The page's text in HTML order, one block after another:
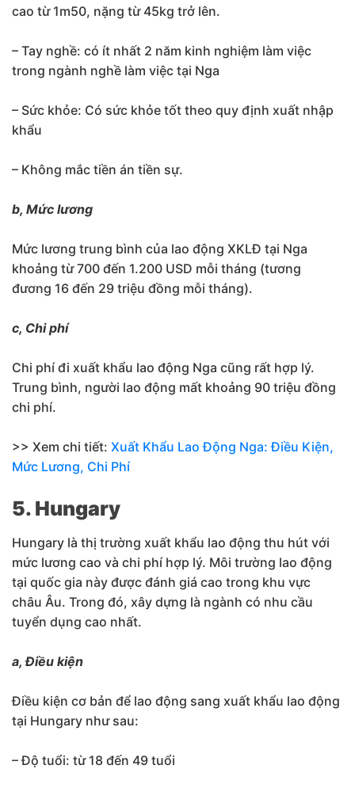
cao từ 1m50, nặng từ 45kg trở lên.
– Tay nghề: có ít nhất 2 năm kinh nghiệm làm việc
trong ngành nghề làm việc tại Nga
– Sức khỏe: Có sức khỏe tốt theo quy định xuất nhập
khẩu
– Không mắc tiền án tiền sự.
b, Mức lương
Mức lương trung bình của lao động XKLĐ tại Nga
khoảng từ 700 đến 1.200 USD mỗi tháng (tương
đương 16 đến 29 triệu đồng mỗi tháng).
c, Chi phí
Chi phí đi xuất khẩu lao động Nga cũng rất hợp lý.
Trung bình, người lao động mất khoảng 90 triệu đồng
chi phí.
>> Xem chi tiết: Xuất Khẩu Lao Động Nga: Điều Kiện,
Mức Lương, Chi Phí
5. Hungary
Hungary là thị trường xuất khẩu lao động thu hút với
mức lương cao và chi phí hợp lý. Môi trường lao động
tại quốc gia này được đánh giá cao trong khu vực
châu Âu. Trong đó, xây dựng là ngành có nhu cầu
tuyển dụng cao nhất.
a, Điều kiện
Điều kiện cơ bản để lao động sang xuất khẩu lao động
tại Hungary như sau:
– Độ tuổi: từ 18 đến 49 tuổi